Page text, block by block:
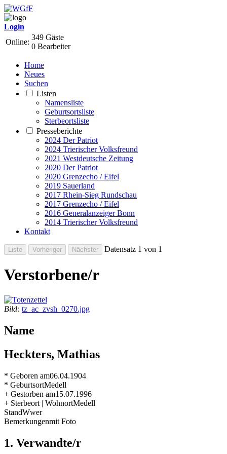
Login
Online:
349 Gäste
0 Bearbeiter
Home
Neues
Suchen
Listen
Namensliste
Geburtsortsliste
Sterbeortsliste
Presseberichte
2024 Der Patriot
2024 Trierischer Volksfreund
2021 Westdeutsche Zeitung
2020 Der Patriot
2020 Grenzecho / Eifel
2019 Sauerland
2017 Rhein-Sieg Rundschau
2017 Grenzecho / Eifel
2016 Generalanzeiger Bonn
2014 Trierischer Volksfreund
Kontakt
Datensatz 1 von 1
Verstorbene/r
Bild: tz_ac_zvsh_0270.jpg
Name
Heckters, Mathias
* Geboren am06.04.1904
* GeburtsortMedell
+ Gestorben am15.07.1996
+ Sterbeort | WohnortMedell
StandWwer
Bemerkungenmit Foto
1. Verwandte/r